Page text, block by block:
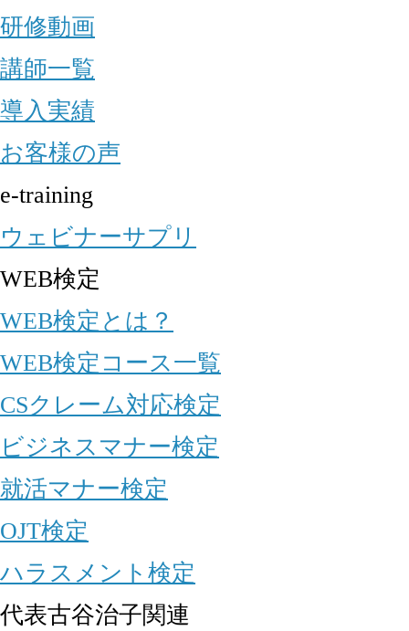
研修動画
講師一覧
導入実績
お客様の声
e-training
ウェビナーサプリ
WEB検定
WEB検定とは？
WEB検定コース一覧
CSクレーム対応検定
ビジネスマナー検定
就活マナー検定
OJT検定
ハラスメント検定
代表古谷治子関連